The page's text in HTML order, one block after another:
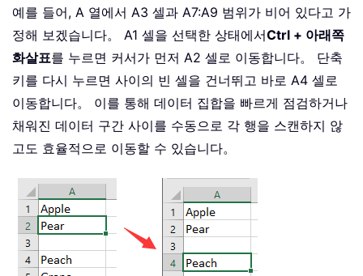
예를 들어, A 열에서 A3 셀과 A7:A9 범위가 비어 있다고 가
정해 보겠습니다。 A1 셀을 선택한 상태에서Ctrl + 아래쪽
화살표를 누르면 커서가 먼저 A2 셀로 이동합니다。 단축
키를 다시 누르면 사이의 빈 셀을 건너뛰고 바로 A4 셀로
이동합니다。 이를 통해 데이터 집합을 빠르게 점검하거나
채워진 데이터 구간 사이를 수동으로 각 행을 스캔하지 않
고도 효율적으로 이동할 수 있습니다。